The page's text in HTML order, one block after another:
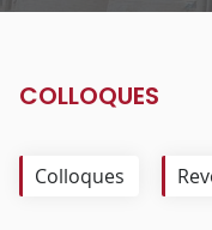
COLLOQUES
Colloques